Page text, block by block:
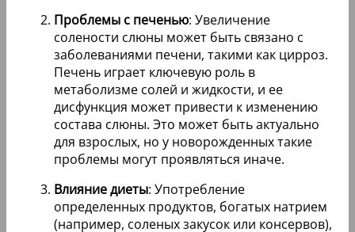
Проблемы с печенью: Увеличение
солености слюны может быть связано с
заболеваниями печени, такими как цирроз.
Печень играет ключевую роль в
метаболизме солей и жидкости, и ее
дисфункция может привести к изменению
состава слюны. Это может быть актуально
для взрослых, но у новорожденных такие
проблемы могут проявляться иначе.
Влияние диеты: Употребление
определенных продуктов, богатых натрием
(например, соленых закусок или консервов),